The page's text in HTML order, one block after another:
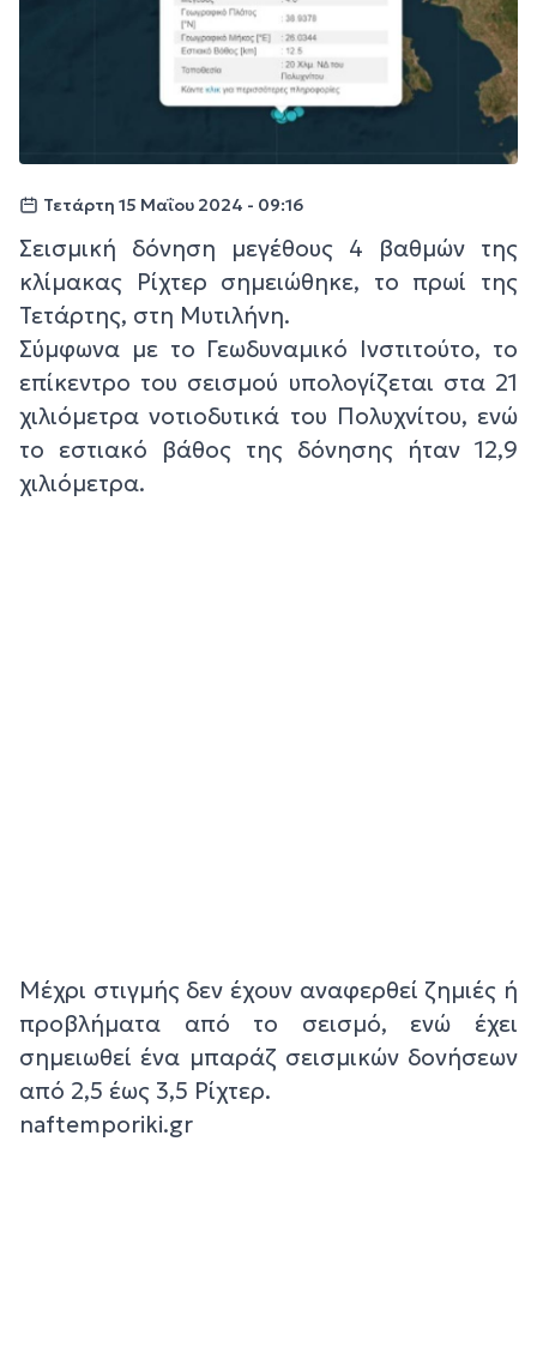
Τετάρτη 15 Μαΐου 2024 - 09:16
Σεισμική δόνηση μεγέθους 4 βαθμών της
κλίμακας Ρίχτερ σημειώθηκε, το πρωί της
Τετάρτης, στη Μυτιλήνη.
Σύμφωνα με το Γεωδυναμικό Ινστιτούτο, το
επίκεντρο του σεισμού υπολογίζεται στα 21
χιλιόμετρα νοτιοδυτικά του Πολυχνίτου, ενώ
το εστιακό βάθος της δόνησης ήταν 12,9
χιλιόμετρα.
Μέχρι στιγμής δεν έχουν αναφερθεί ζημιές ή
προβλήματα από το σεισμό, ενώ έχει
σημειωθεί ένα μπαράζ σεισμικών δονήσεων
από 2,5 έως 3,5 Ρίχτερ.
naftemporiki.gr